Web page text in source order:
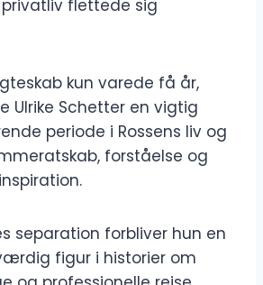
flettede sig
kun varede få år,
Ulrike Schetter en vigtig
periode i Rossens liv og
forståelse og
separation forbliver hun en
figur i historier om